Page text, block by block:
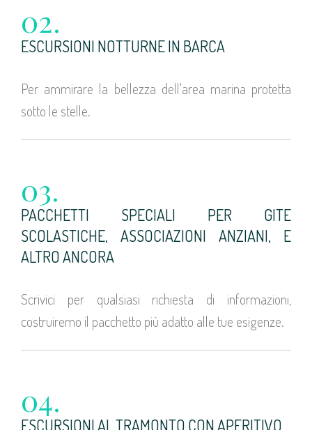
02.
ESCURSIONI NOTTURNE IN BARCA
Per ammirare la bellezza dell'area marina protetta
sotto le stelle.
03.
PACCHETTI SPECIALI PER GITE
SCOLASTICHE, ASSOCIAZIONI ANZIANI, E
ALTRO ANCORA
Scrivici per qualsiasi richiesta di informazioni,
costruiremo il pacchetto più adatto alle tue esigenze.
04.
ESCURSIONI AL TRAMONTO CON APERITIVO